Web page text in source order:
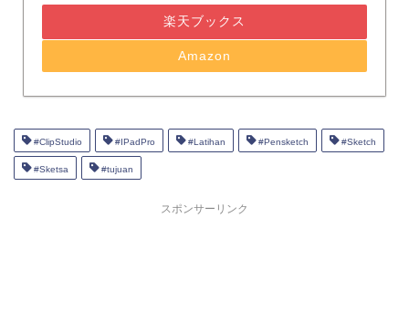
楽天ブックス
Amazon
#ClipStudio #IPadPro #Latihan #Pensketch #Sketch
#Sketsa #tujuan
スポンサーリンク